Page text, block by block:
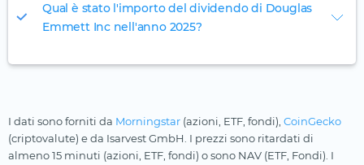
Qual è stato l'importo del dividendo di Douglas
Emmett Inc nell'anno 2025?
I dati sono forniti da Morningstar (azioni, ETF, fondi), CoinGecko
(criptovalute) e da Isarvest GmbH. I prezzi sono ritardati di
almeno 15 minuti (azioni, ETF, fondi) o sono NAV (ETF, Fondi). I